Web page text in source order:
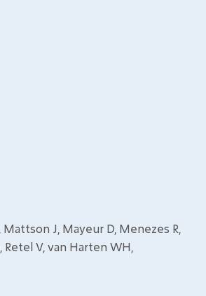
J, Mayeur D, Menezes R,
Retel V, van Harten WH,